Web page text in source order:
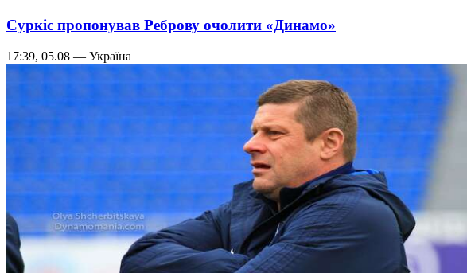
Суркіс пропонував Реброву очолити «Динамо»
17:39, 05.08 — Україна